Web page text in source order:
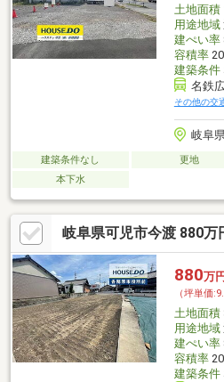
土地面積
用途地域
建ぺい率
容積率
建築条件
名鉄
その他の交
岐阜
建築条件なし 更地
本下水
岐阜県可児市今渡 880万
880万円
（坪単価
土地面積
用途地域
建ぺい率
容積率
建築条件